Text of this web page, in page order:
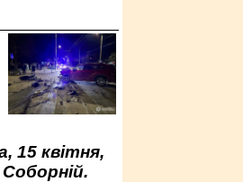
15 квітня,